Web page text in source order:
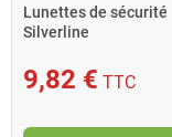
Lunettes de sécurité
Silverline
9,82 € TTC